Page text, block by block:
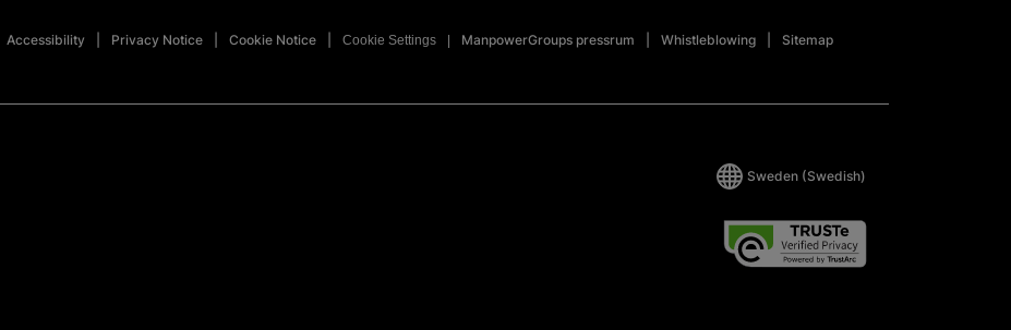
Accessibility Privacy Notice Cookie Notice Cookie Settings ManpowerGroups pressrum Whistleblowing Sitemap
Sweden (Swedish)